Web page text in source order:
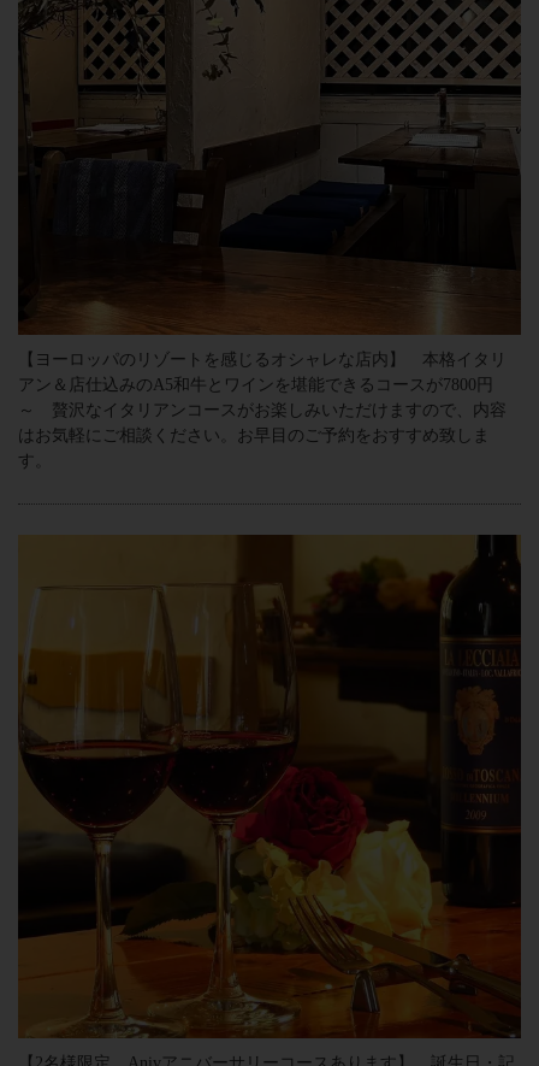
【ヨーロッパのリゾートを感じるオシャレな店内】 本格イタリ
アン＆店仕込みのA5和牛とワインを堪能できるコースが7800円
～ 贅沢なイタリアンコースがお楽しみいただけますので、内容
はお気軽にご相談ください。お早目のご予約をおすすめ致しま
す。